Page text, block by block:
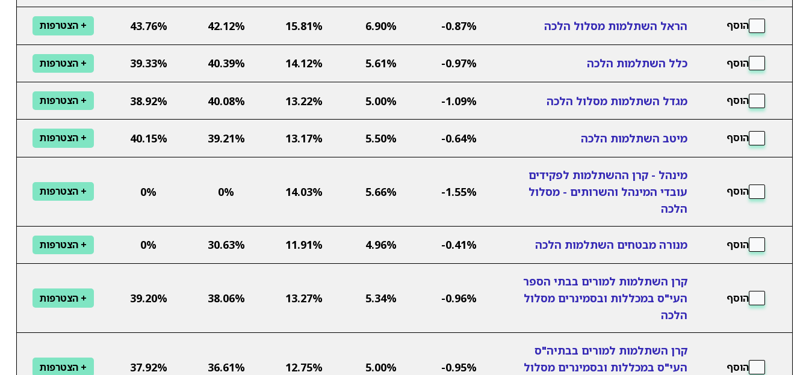
הוסף הראל השתלמות מסלול הלכה -0.87%
6.90%
15.81%
42.12%
43.76% + הצטרפות
הוסף כלל השתלמות הלכה -0.97%
5.61%
14.12%
40.39%
39.33% + הצטרפות
הוסף מגדל השתלמות מסלול הלכה -1.09%
5.00%
13.22%
40.08%
38.92% + הצטרפות
הוסף מיטב השתלמות הלכה -0.64%
5.50%
13.17%
39.21%
40.15% + הצטרפות
הוסף
מינהל - קרן ההשתלמות לפקידים
עובדי המינהל והשרותים - מסלול
הלכה
-1.55%
5.66%
14.03%
0%
0% + הצטרפות
הוסף מנורה מבטחים השתלמות הלכה -0.41%
4.96%
11.91%
30.63%
0% + הצטרפות
הוסף
קרן השתלמות למורים בבתי הספר
העי"ס במכללות ובסמינרים מסלול
הלכה
-0.96%
5.34%
13.27%
38.06%
39.20% + הצטרפות
הוסף
קרן השתלמות למורים בבתיה"ס
העי"ס במכללות ובסמינרים מסלול
-0.95%
5.00%
12.75%
36.61%
37.92% + הצטרפות